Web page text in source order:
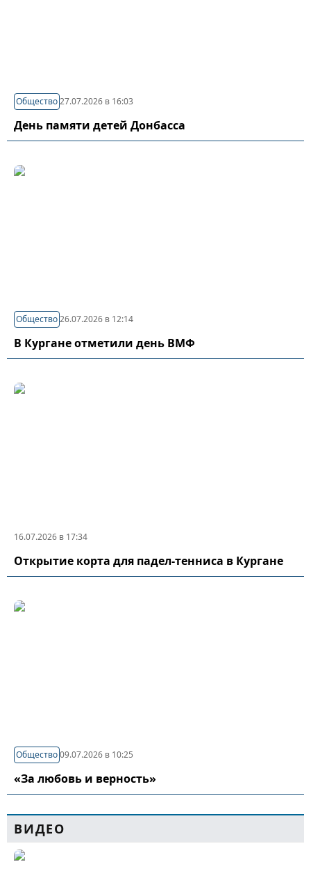
Общество27.07.2026 в 16:03
День памяти детей Донбасса
Общество26.07.2026 в 12:14
В Кургане отметили день ВМФ
16.07.2026 в 17:34
Открытие корта для падел-тенниса в Кургане
Общество09.07.2026 в 10:25
«За любовь и верность»
ВИДЕО